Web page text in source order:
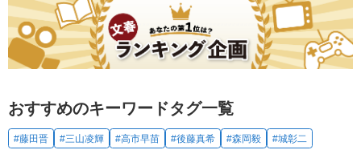
おすすめのキーワードタグ一覧
#藤田晋 #三山凌輝 #高市早苗 #後藤真希 #森岡毅
#城彰二